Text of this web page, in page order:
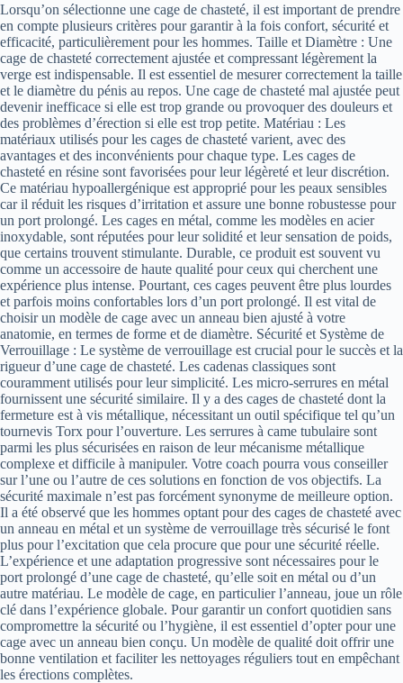
Lorsqu’on sélectionne une cage de chasteté, il est important de prendre
en compte plusieurs critères pour garantir à la fois confort, sécurité et
efficacité, particulièrement pour les hommes. Taille et Diamètre : Une
cage de chasteté correctement ajustée et compressant légèrement la
verge est indispensable. Il est essentiel de mesurer correctement la taille
et le diamètre du pénis au repos. Une cage de chasteté mal ajustée peut
devenir inefficace si elle est trop grande ou provoquer des douleurs et
des problèmes d’érection si elle est trop petite. Matériau : Les
matériaux utilisés pour les cages de chasteté varient, avec des
avantages et des inconvénients pour chaque type. Les cages de
chasteté en résine sont favorisées pour leur légèreté et leur discrétion.
Ce matériau hypoallergénique est approprié pour les peaux sensibles
car il réduit les risques d’irritation et assure une bonne robustesse pour
un port prolongé. Les cages en métal, comme les modèles en acier
inoxydable, sont réputées pour leur solidité et leur sensation de poids,
que certains trouvent stimulante. Durable, ce produit est souvent vu
comme un accessoire de haute qualité pour ceux qui cherchent une
expérience plus intense. Pourtant, ces cages peuvent être plus lourdes
et parfois moins confortables lors d’un port prolongé. Il est vital de
choisir un modèle de cage avec un anneau bien ajusté à votre
anatomie, en termes de forme et de diamètre. Sécurité et Système de
Verrouillage : Le système de verrouillage est crucial pour le succès et la
rigueur d’une cage de chasteté. Les cadenas classiques sont
couramment utilisés pour leur simplicité. Les micro-serrures en métal
fournissent une sécurité similaire. Il y a des cages de chasteté dont la
fermeture est à vis métallique, nécessitant un outil spécifique tel qu’un
tournevis Torx pour l’ouverture. Les serrures à came tubulaire sont
parmi les plus sécurisées en raison de leur mécanisme métallique
complexe et difficile à manipuler. Votre coach pourra vous conseiller
sur l’une ou l’autre de ces solutions en fonction de vos objectifs. La
sécurité maximale n’est pas forcément synonyme de meilleure option.
Il a été observé que les hommes optant pour des cages de chasteté avec
un anneau en métal et un système de verrouillage très sécurisé le font
plus pour l’excitation que cela procure que pour une sécurité réelle.
L’expérience et une adaptation progressive sont nécessaires pour le
port prolongé d’une cage de chasteté, qu’elle soit en métal ou d’un
autre matériau. Le modèle de cage, en particulier l’anneau, joue un rôle
clé dans l’expérience globale. Pour garantir un confort quotidien sans
compromettre la sécurité ou l’hygiène, il est essentiel d’opter pour une
cage avec un anneau bien conçu. Un modèle de qualité doit offrir une
bonne ventilation et faciliter les nettoyages réguliers tout en empêchant
les érections complètes.